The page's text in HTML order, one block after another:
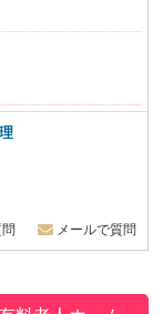
メールで質問